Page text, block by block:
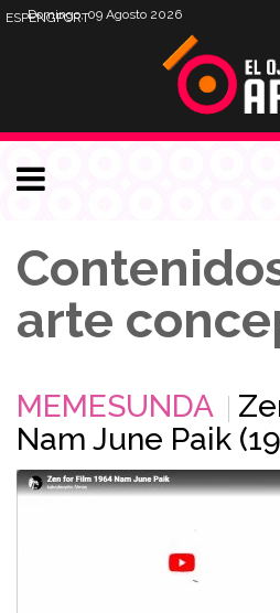
Domingo, 09 Agosto 2026
ESPENGPORT
arte
MEMESUNDA
Nam June Paik